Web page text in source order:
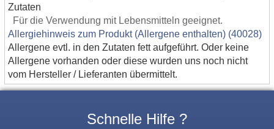
Zutaten
Für die Verwendung mit Lebensmitteln geeignet.
Allergiehinweis zum Produkt (Allergene enthalten) (40028)
Allergene evtl. in den Zutaten fett aufgeführt. Oder keine
Allergene vorhanden oder diese wurden uns noch nicht
vom Hersteller / Lieferanten übermittelt.
Schnelle Hilfe ?